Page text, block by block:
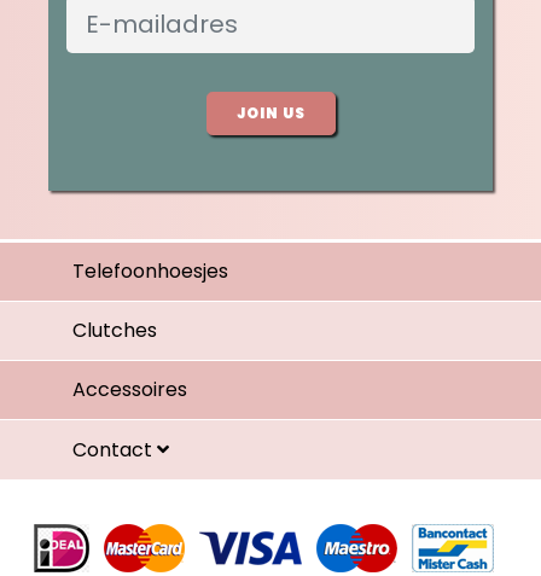
JOIN US
Telefoonhoesjes
Clutches
Accessoires
Contact